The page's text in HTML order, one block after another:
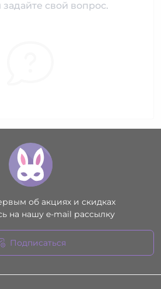
свой вопрос.
об акциях и скидках
на нашу e-mail рассылку
Подписаться